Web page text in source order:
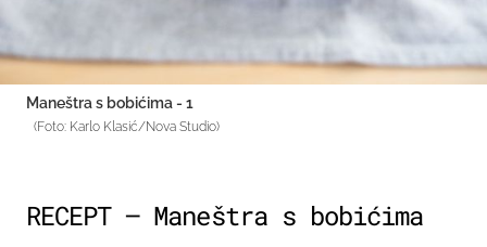
Maneštra s bobićima - 1
(Foto: Karlo Klasić/Nova Studio)
RECEPT – Maneštra s bobićima